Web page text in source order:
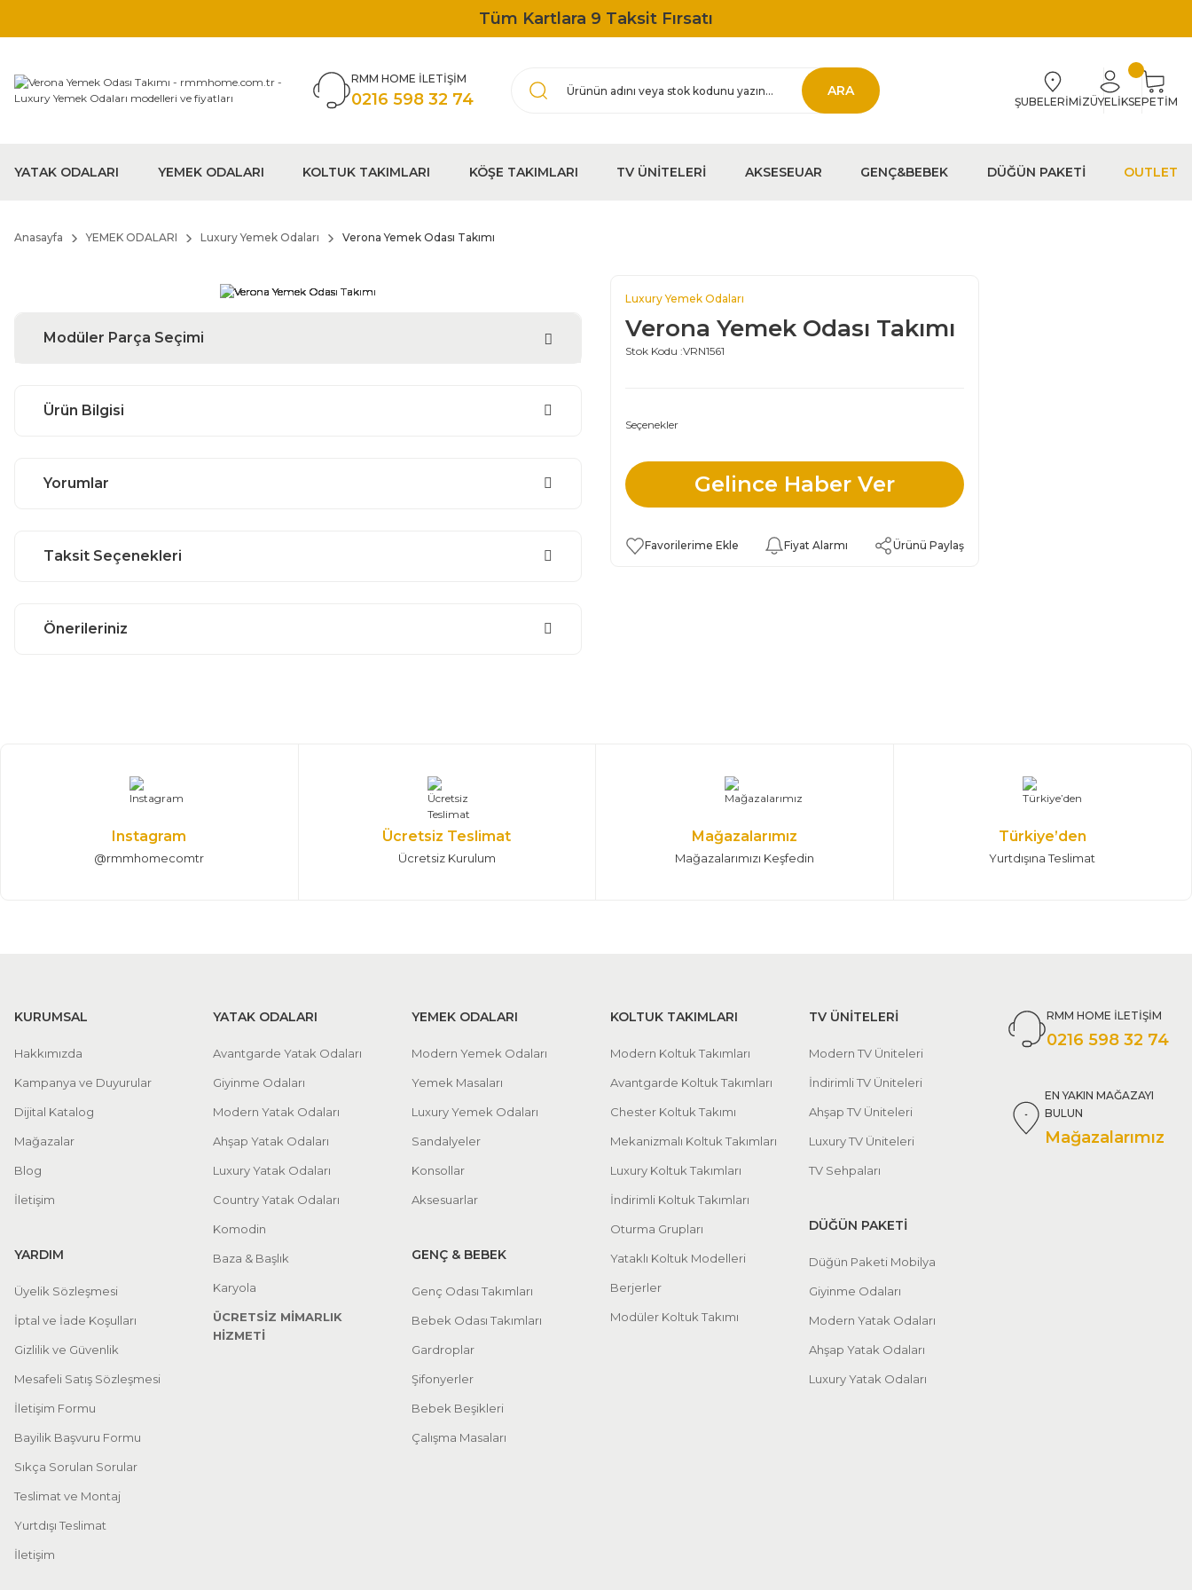
Tüm Kartlara 9 Taksit Fırsatı
RMM HOME İLETİŞİM
0216 598 32 74 ARA
ŞUBELERİMİZÜYELİKSEPETİM
YATAK ODALARI YEMEK ODALARI KOLTUK TAKIMLARI KÖŞE TAKIMLARI TV ÜNİTELERİ AKSESEUAR GENÇ&BEBEK DÜĞÜN PAKETİ OUTLET
Anasayfa YEMEK ODALARI Luxury Yemek Odaları Verona Yemek Odası Takımı
Modüler Parça Seçimi
Ürün Bilgisi
Yorumlar
Taksit Seçenekleri
Önerileriniz
Luxury Yemek Odaları
Verona Yemek Odası Takımı
Stok Kodu :VRN1561
Seçenekler
Gelince Haber Ver
Fiyat Alarmı Ürünü Paylaş
Instagram
@rmmhomecomtr
Ücretsiz Teslimat
Ücretsiz Kurulum
Mağazalarımız
Mağazalarımızı Keşfedin
Türkiye’den
Yurtdışına Teslimat
KURUMSAL
Hakkımızda
Kampanya ve Duyurular
Dijital Katalog
Mağazalar
Blog
İletişim
YARDIM
Üyelik Sözleşmesi
İptal ve İade Koşulları
Gizlilik ve Güvenlik
Mesafeli Satış Sözleşmesi
İletişim Formu
Bayilik Başvuru Formu
Sıkça Sorulan Sorular
Teslimat ve Montaj
Yurtdışı Teslimat
İletişim
YATAK ODALARI
Avantgarde Yatak Odaları
Giyinme Odaları
Modern Yatak Odaları
Ahşap Yatak Odaları
Luxury Yatak Odaları
Country Yatak Odaları
Komodin
Baza & Başlık
Karyola
ÜCRETSİZ MİMARLIK
HİZMETİ
YEMEK ODALARI
Modern Yemek Odaları
Yemek Masaları
Luxury Yemek Odaları
Sandalyeler
Konsollar
Aksesuarlar
GENÇ & BEBEK
Genç Odası Takımları
Bebek Odası Takımları
Gardroplar
Şifonyerler
Bebek Beşikleri
Çalışma Masaları
KOLTUK TAKIMLARI
Modern Koltuk Takımları
Avantgarde Koltuk Takımları
Chester Koltuk Takımı
Mekanizmalı Koltuk Takımları
Luxury Koltuk Takımları
İndirimli Koltuk Takımları
Oturma Grupları
Yataklı Koltuk Modelleri
Berjerler
Modüler Koltuk Takımı
TV ÜNİTELERİ
Modern TV Üniteleri
İndirimli TV Üniteleri
Ahşap TV Üniteleri
Luxury TV Üniteleri
TV Sehpaları
DÜĞÜN PAKETİ
Düğün Paketi Mobilya
Giyinme Odaları
Modern Yatak Odaları
Ahşap Yatak Odaları
Luxury Yatak Odaları
RMM HOME İLETİŞİM
0216 598 32 74
EN YAKIN MAĞAZAYI
BULUN
Mağazalarımız